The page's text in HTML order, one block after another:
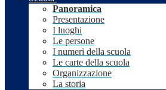
Panoramica
Presentazione
I luoghi
Le persone
I numeri della scuola
Le carte della scuola
Organizzazione
La storia